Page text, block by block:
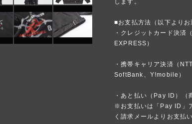
します。
■お支払方法（以下よりお
・クレジットカード決
EXPRESS）
・携帯キャリア決済（
SoftBank、Y!mobile）
・あと払い（Pay ID）
※お支払いは「Pay ID」
く請求メールよりお支払